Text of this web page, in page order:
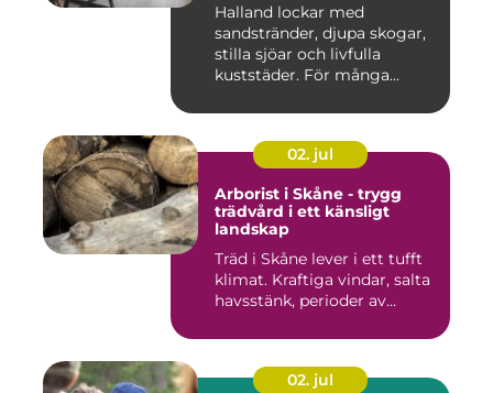
Halland lockar med
sandstränder, djupa skogar,
stilla sjöar och livfulla
kuststäder. För många
02. jul
Arborist i Skåne - trygg
trädvård i ett känsligt
landskap
Träd i Skåne lever i ett tufft
klimat. Kraftiga vindar, salta
havsstänk, perioder av...
02. jul